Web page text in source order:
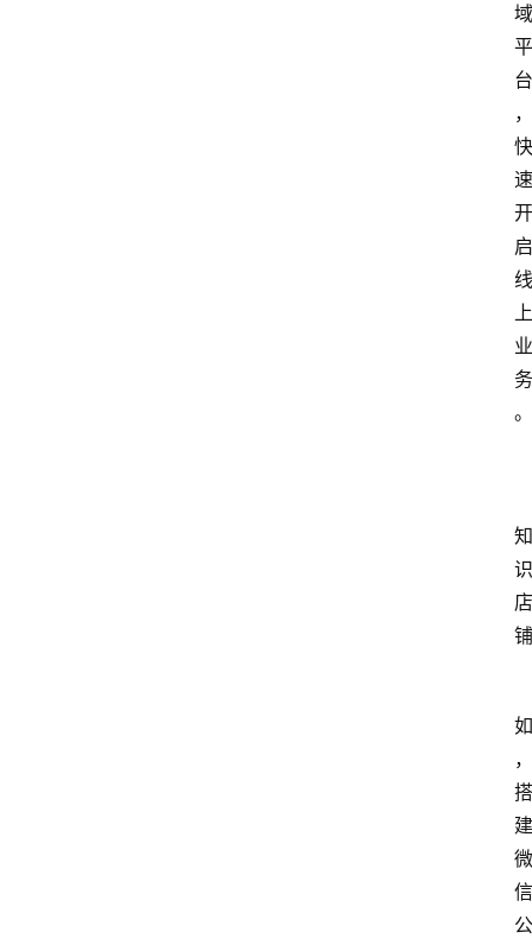
域
平
台
，
快
速
开
启
线
上
业
务
。
知
识
店
铺
如
，
搭
建
微
信
公